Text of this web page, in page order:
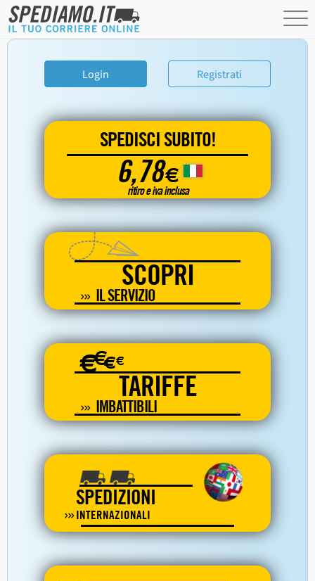
Login Registrati
SPEDISCI SUBITO!
6,78€
ritiro e iva inclusa
SCOPRI
IL SERVIZIO
€€€€
TARIFFE
IMBATTIBILI
SPEDIZIONI
INTERNAZIONALI